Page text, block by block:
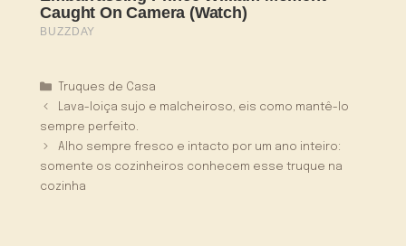
Categorias
Truques de Casa
Lava-loiça sujo e malcheiroso, eis como mantê-lo
sempre perfeito.
Alho sempre fresco e intacto por um ano inteiro:
somente os cozinheiros conhecem esse truque na
cozinha